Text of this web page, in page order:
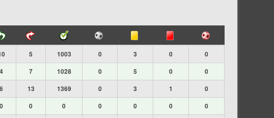
5 1003 0 3 0
0
4 7 1028 0 5 0
0
6 13 1369 0 3 1
0
0 0 0 0 0 0
0